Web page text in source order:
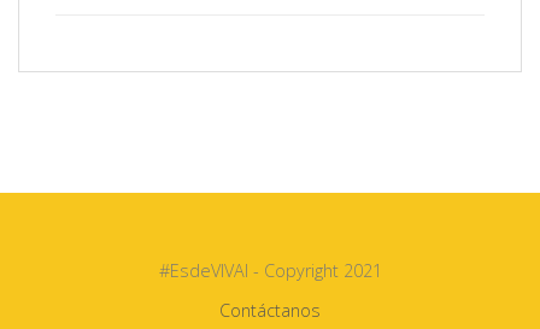
#EsdeVIVAI - Copyright 2021
Contáctanos